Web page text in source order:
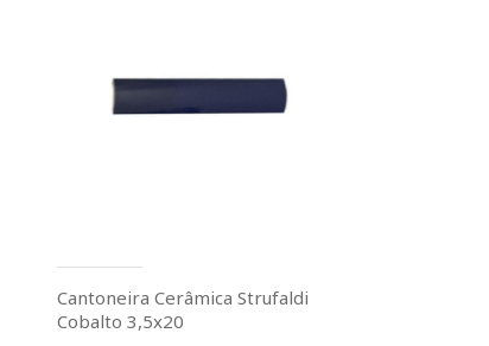
Cantoneira Cerâmica Strufaldi
Cobalto 3,5x20